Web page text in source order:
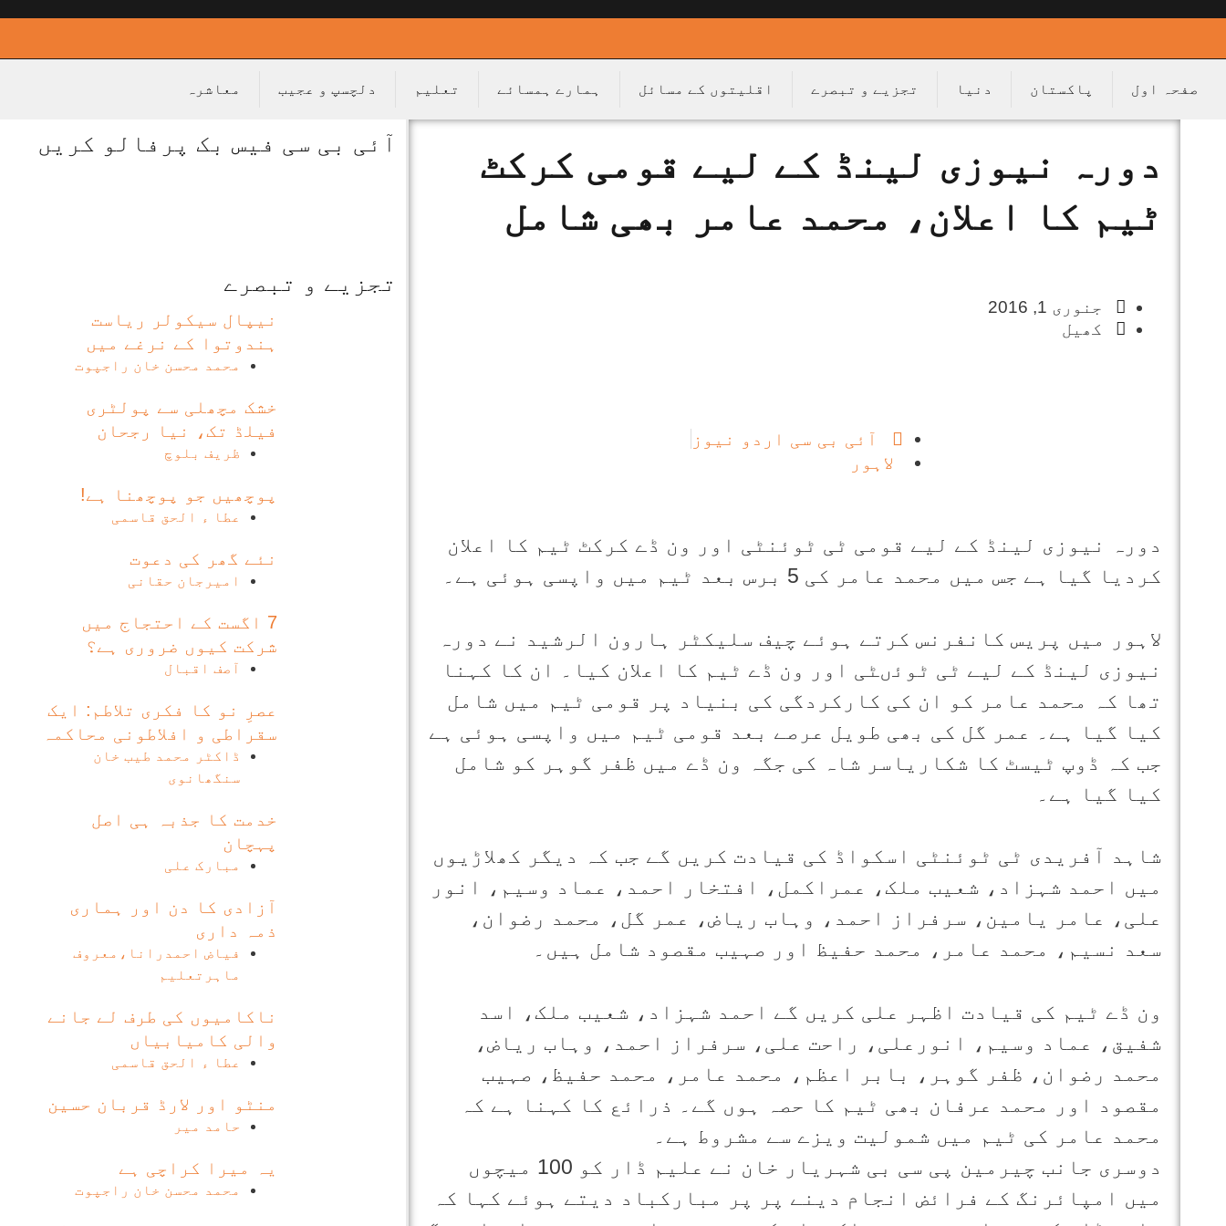
صفحہ اول پاکستان دنیا تجزیے و تبصرے اقلیتوں کے مسائل ہمارے ہمسائے تعلیم دلچسپ و عجیب معاشرہ
دورہ نیوزی لینڈ کے لیے قومی کرکٹ
ٹیم کا اعلان، محمد عامر بھی شامل
جنوری 1, 2016
کھیل
آئی بی سی اردو نیوز
لاہور
دورہ نیوزی لینڈ کے لیے قومی ٹی ٹوئنٹی اور ون ڈے کرکٹ ٹیم کا اعلان
کردیا گیا ہے جس میں محمد عامر کی 5 برس بعد ٹیم میں واپسی ہوئی ہے۔
لاہور میں پریس کانفرنس کرتے ہوئے چیف سلیکٹر ہارون الرشید نے دورہ
نیوزی لینڈ کے لیے ٹی ٹوئںٹی اور ون ڈے ٹیم کا اعلان کیا۔ ان کا کہنا
تھا کہ محمد عامر کو ان کی کارکردگی کی بنیاد پر قومی ٹیم میں شامل
کیا گیا ہے۔ عمر گل کی بھی طویل عرصے بعد قومی ٹیم میں واپسی ہوئی ہے
جب کہ ڈوپ ٹیسٹ کا شکاریاسر شاہ کی جگہ ون ڈے میں ظفر گوہر کو شامل
کیا گیا ہے۔
شاہد آفریدی ٹی ٹوئنٹی اسکواڈ کی قیادت کریں گے جب کہ دیگر کھلاڑیوں
میں احمد شہزاد، شعیب ملک، عمراکمل، افتخار احمد، عماد وسیم، انور
علی، عامر یامین، سرفراز احمد، وہاب ریاض، عمر گل، محمد رضوان،
سعد نسیم، محمد عامر، محمد حفیظ اور صہیب مقصود شامل ہیں۔
ون ڈے ٹیم کی قیادت اظہر علی کریں گے احمد شہزاد، شعیب ملک، اسد
شفیق، عماد وسیم، انورعلی، راحت علی، سرفراز احمد، وہاب ریاض،
محمد رضوان، ظفر گوہر، بابر اعظم، محمد عامر، محمد حفیظ، صہیب
مقصود اور محمد عرفان بھی ٹیم کا حصہ ہوں گے۔ ذرائع کا کہنا ہے کہ
محمد عامر کی ٹیم میں شمولیت ویزے سے مشروط ہے۔
دوسری جانب چیرمین پی سی بی شہریار خان نے علیم ڈار کو 100 میچوں
میں امپائرنگ کے فرائض انجام دینے پر پر مبارکباد دیتے ہوئے کہا کہ
آئی بی سی فیس بک پرفالو کریں
تجزیے و تبصرے
نیپال سیکولر ریاست
ہندوتوا کے نرغے میں
محمد محسن خان راجپوت
خشک مچھلی سے پولٹری
فیلڈ تک، نیا رجحان
ظریف بلوچ
پوچھیں جو پوچھنا ہے!
عطا ء الحق قاسمی
نئے گھر کی دعوت
امیرجان حقانی
7 اگست کے احتجاج میں
شرکت کیوں ضروری ہے؟
آصف اقبال
عصرِ نو کا فکری تلاطم: ایک
سقراطی و افلاطونی محاکمہ
ڈاکٹر محمد طیب خان
سنگھانوی
خدمت کا جذبہ ہی اصل
پہچان
مبارک علی
آزادی کا دن اور ہماری
ذمہ داری
فیاض احمدرانا،معروف
ماہرتعلیم
ناکامیوں کی طرف لے جانے
والی کامیابیاں
عطا ء الحق قاسمی
منٹو اور لارڈ قربان حسین
حامد میر
یہ میرا کراچی ہے
محمد محسن خان راجپوت